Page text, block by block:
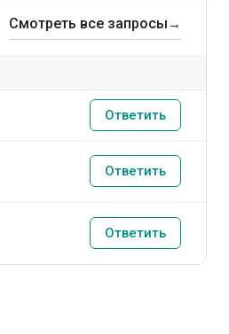
Смотреть все запросы →
Ответить
Ответить
Ответить